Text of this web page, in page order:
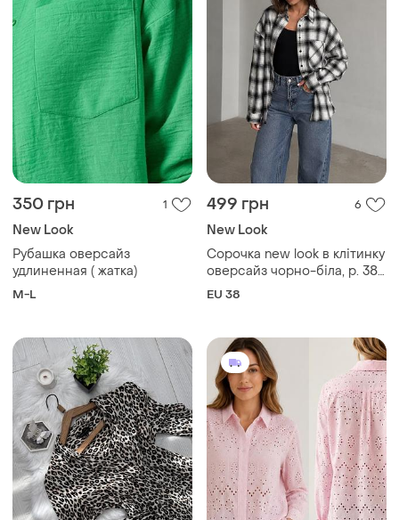
350 грн 1
New Look
Рубашка оверсайз
удлиненная ( жатка)
M-L
499 грн 6
New Look
Сорочка new look в клітинку
оверсайз чорно-біла, р. 38
(m)
EU 38